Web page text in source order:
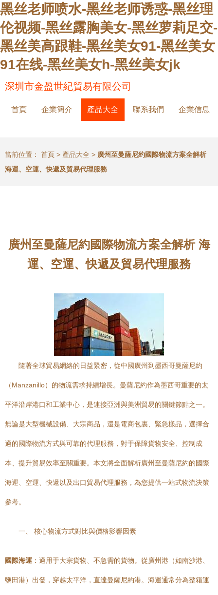
黑丝老师喷水-黑丝老师诱惑-黑丝理
伦视频-黑丝露胸美女-黑丝萝莉足交-
黑丝美高跟鞋-黑丝美女91-黑丝美女
91在线-黑丝美女h-黑丝美女jk
深圳市金盈世紀貿易有限公司
首頁 企業簡介 產品大全 聯系我們 企業信息
當前位置： 首頁 > 產品大全 > 廣州至曼薩尼約國際物流方案全解析
海運、空運、快遞及貿易代理服務
廣州至曼薩尼約國際物流方案全解析 海
運、空運、快遞及貿易代理服務
隨著全球貿易網絡的日益緊密，從中國廣州到墨西哥曼薩尼約
（Manzanillo）的物流需求持續增長。曼薩尼約作為墨西哥重要的太
平洋沿岸港口和工業中心，是連接亞洲與美洲貿易的關鍵節點之一。
無論是大型機械設備、大宗商品，還是電商包裹、緊急樣品，選擇合
適的國際物流方式與可靠的代理服務，對于保障貨物安全、控制成
本、提升貿易效率至關重要。本文將全面解析廣州至曼薩尼約的國際
海運、空運、快遞以及出口貿易代理服務，為您提供一站式物流決策
參考。
一、 核心物流方式對比與價格影響因素
國際海運 ：適用于大宗貨物、不急需的貨物。從廣州港（如南沙港、
鹽田港）出發，穿越太平洋，直達曼薩尼約港。海運通常分為整箱運